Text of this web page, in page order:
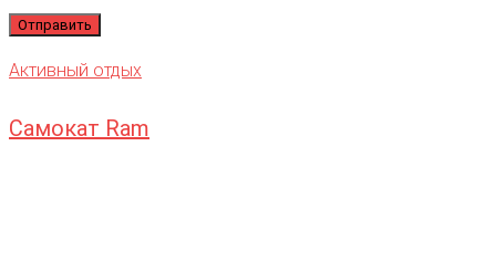
Активный отдых
Самокат Ram